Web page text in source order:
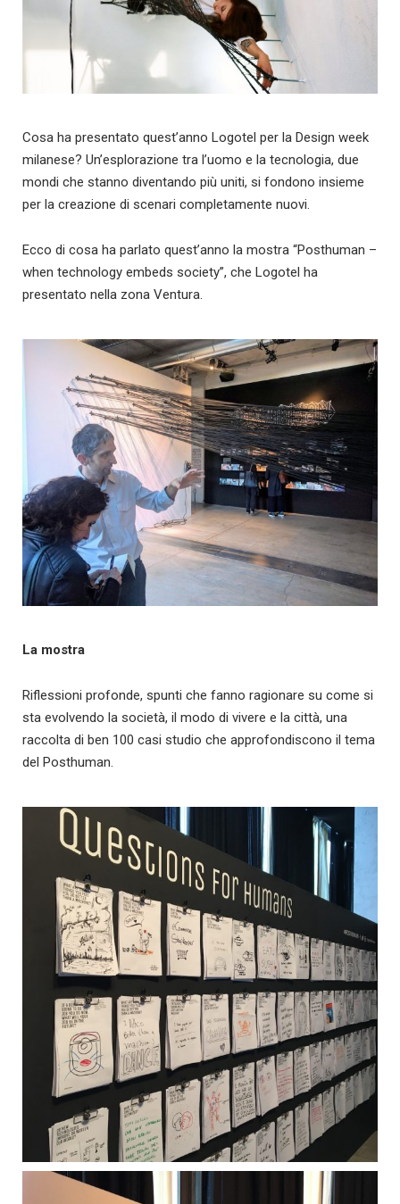
Cosa ha presentato quest’anno Logotel per la Design week
milanese? Un’esplorazione tra l’uomo e la tecnologia, due
mondi che stanno diventando più uniti, si fondono insieme
per la creazione di scenari completamente nuovi.
Ecco di cosa ha parlato quest’anno la mostra “Posthuman –
when technology embeds society”, che Logotel ha
presentato nella zona Ventura.
La mostra
Riflessioni profonde, spunti che fanno ragionare su come si
sta evolvendo la società, il modo di vivere e la città, una
raccolta di ben 100 casi studio che approfondiscono il tema
del Posthuman.